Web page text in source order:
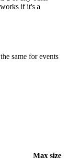
if it's a
same for events
Max size